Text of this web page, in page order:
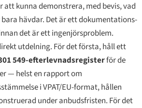
att kunna demonstrera, med bevis, vad
hävdar. Det är ett dokumentations-
det är ett ingenjörsproblem.
utdelning. För det första, håll ett
549-efterlevnadsregisterför de
— helst en rapport om
i VPAT/EU-format, hållen
under anbudsfristen. För det